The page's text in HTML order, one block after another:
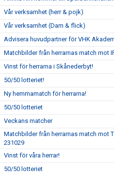
Vår verksamhet (herr & pojk)
Vår verksamhet (Dam & flick)
Advisera huvudpartner för VHK
Matchbilder från herrarnas match mot
Vinst för herrarna i Skånederbyt!
50/50 lotteriet!
Ny hemmamatch för herrarna!
50/50 lotteriet
Veckans matcher
Matchbilder från herrarnas match mot
231029
Vinst för våra herrar!
50/50 lotteriet